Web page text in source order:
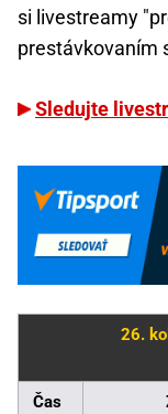
si livestreamy
prestávkovaním
Sledujte
26.
Čas